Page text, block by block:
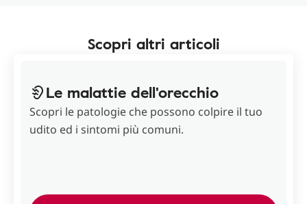
Scopri altri articoli
Le malattie dell'orecchio
Scopri le patologie che possono colpire il tuo
udito ed i sintomi più comuni.